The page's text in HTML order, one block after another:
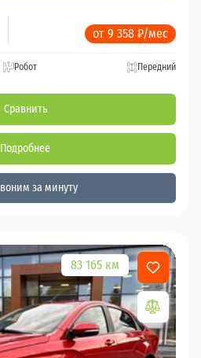
от 9 358 ₽/мес
Робот Передний
Сравнить
Подробнее
за минуту
83 165 км